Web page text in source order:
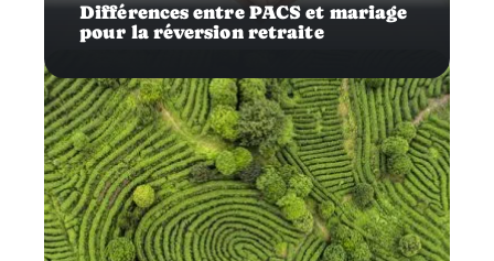
Différences entre PACS et mariage
pour la réversion retraite